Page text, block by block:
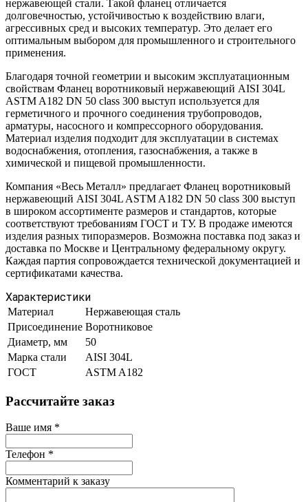
нержавеющей стали. Такой фланец отличается
долговечностью, устойчивостью к воздействию влаги,
агрессивных сред и высоких температур. Это делает его
оптимальным выбором для промышленного и строительного
применения.
Благодаря точной геометрии и высоким эксплуатационным
свойствам Фланец воротниковый нержавеющий AISI 304L
ASTM A182 DN 50 class 300 выступ используется для
герметичного и прочного соединения трубопроводов,
арматуры, насосного и компрессорного оборудования.
Материал изделия подходит для эксплуатации в системах
водоснабжения, отопления, газоснабжения, а также в
химической и пищевой промышленности.
Компания «Весь Металл» предлагает Фланец воротниковый
нержавеющий AISI 304L ASTM A182 DN 50 class 300 выступ
в широком ассортименте размеров и стандартов, которые
соответствуют требованиям ГОСТ и ТУ. В продаже имеются
изделия разных типоразмеров. Возможна поставка под заказ и
доставка по Москве и Центральному федеральному округу.
Каждая партия сопровождается технической документацией и
сертификатами качества.
Характеристики
Материал
Нержавеющая сталь
Присоединение Воротниковое
Диаметр, мм
50
Марка стали
AISI 304L
ГОСТ
ASTM A182
Рассчитайте заказ
Ваше имя *
Телефон *
Комментарий к заказу